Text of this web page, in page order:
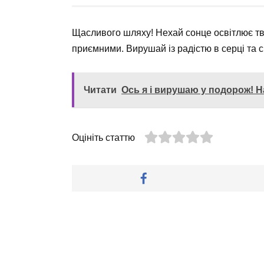
Щасливого шляху! Нехай сонце освітлює
приємними. Вирушай із радістю в серці та
Читати Ось я і вирушаю у подорож!
Оцініть статтю